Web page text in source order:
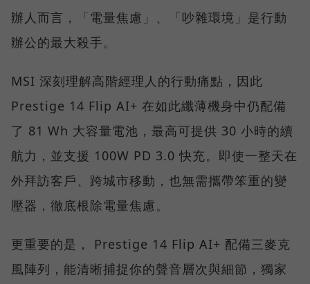
辦人而言，「電量焦慮」、「吵雜環境」是行動
辦公的最大殺手。
MSI 深刻理解高階經理人的行動痛點，因此
Prestige 14 Flip AI+ 在如此纖薄機身中仍配備
了 81 Wh 大容量電池，最高可提供 30 小時的續
航力，並支援 100W PD 3.0 快充。即使一整天在
外拜訪客戶、跨城市移動，也無需攜帶笨重的變
壓器，徹底根除電量焦慮。
更重要的是， Prestige 14 Flip AI+ 配備三麥克
風陣列，能清晰捕捉你的聲音層次與細節，獨家